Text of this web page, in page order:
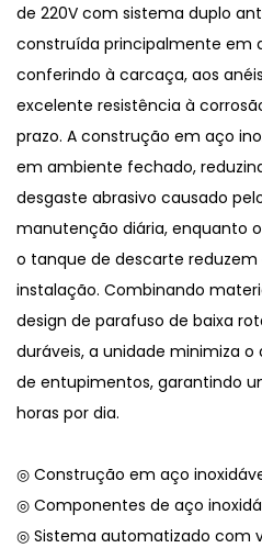
de 220V com sistema duplo
construída principalmente em
conferindo à carcaça, aos
excelente resistência à
prazo. A construção em aço
em ambiente fechado,
desgaste abrasivo causado
manutenção diária, enquanto
o tanque de descarte
instalação. Combinando
design de parafuso de baixa
duráveis, a unidade minimiza o
de entupimentos, garantindo
horas por dia.
◎ Construção em aço
◎ Componentes de aço
◎ Sistema automatizado com